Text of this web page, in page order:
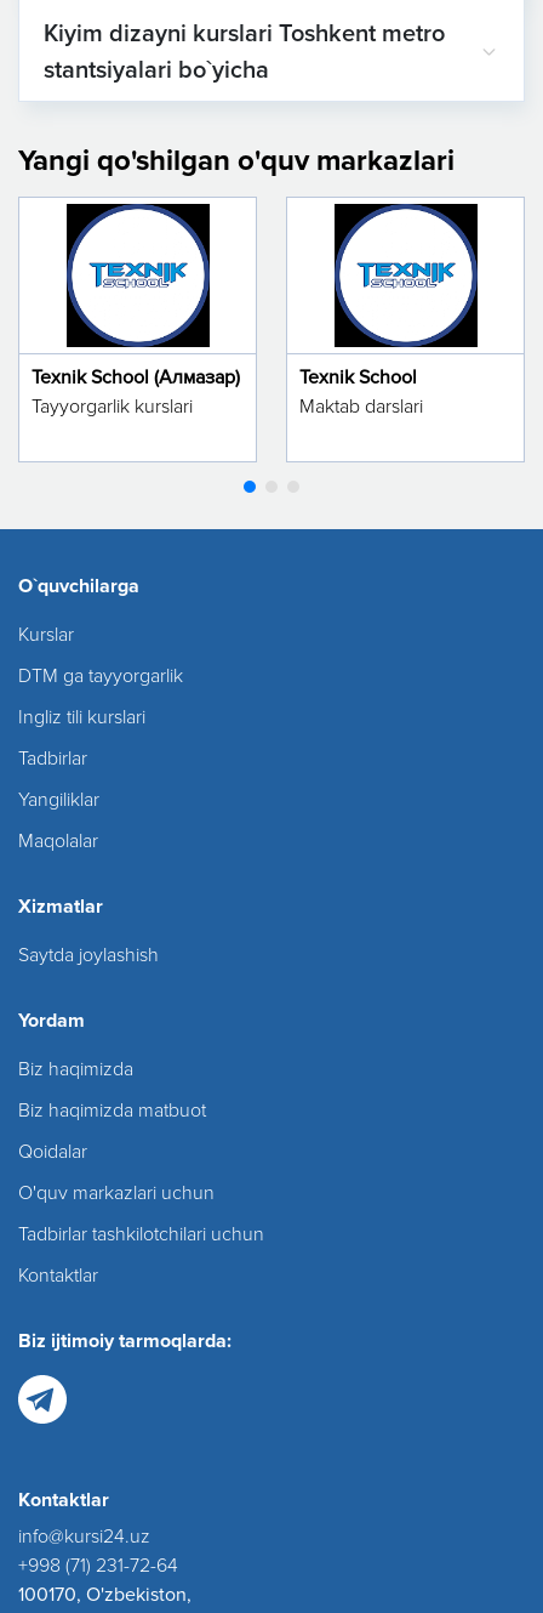
Kiyim dizayni kurslari Toshkent metro
stantsiyalari bo`yicha
Yangi qo'shilgan o'quv markazlari
Texnik School (Алмазар)
Tayyorgarlik kurslari
Texnik School
Maktab darslari
O`quvchilarga
Kurslar
DTM ga tayyorgarlik
Ingliz tili kurslari
Tadbirlar
Yangiliklar
Maqolalar
Xizmatlar
Saytda joylashish
Yordam
Biz haqimizda
Biz haqimizda matbuot
Qoidalar
O'quv markazlari uchun
Tadbirlar tashkilotchilari uchun
Kontaktlar
Biz ijtimoiy tarmoqlarda:
Kontaktlar
info@kursi24.uz
+998 (71) 231-72-64
100170, O'zbekiston,